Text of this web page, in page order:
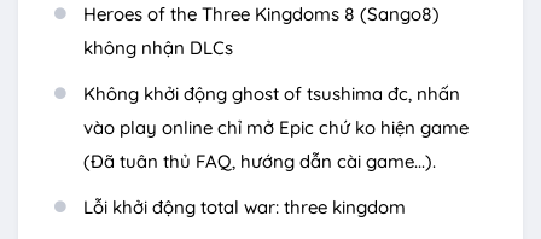
Heroes of the Three Kingdoms 8 (Sango8)
không nhận DLCs
Không khởi động ghost of tsushima đc, nhấn
vào play online chỉ mở Epic chứ ko hiện game
(Đã tuân thủ FAQ, hướng dẫn cài game...).
Lỗi khởi động total war: three kingdom